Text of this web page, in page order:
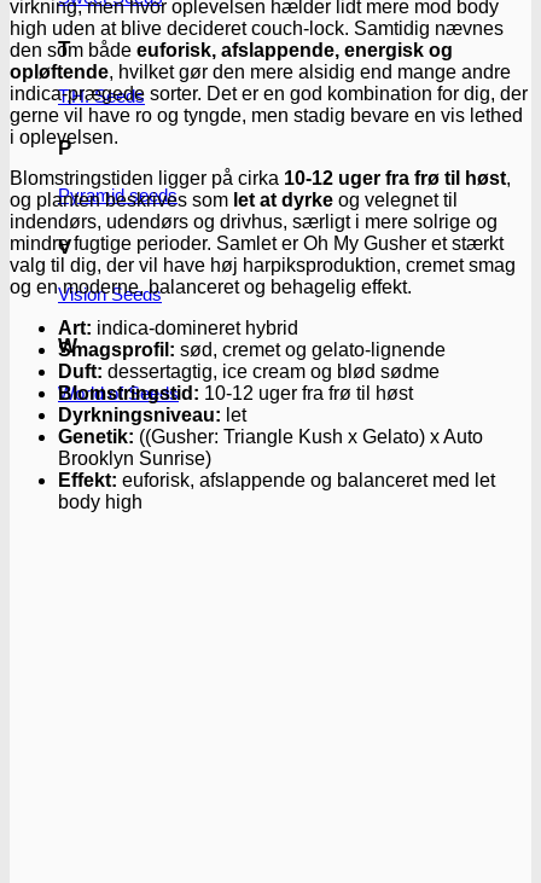
T
T.H. Seeds
P
Pyramid seeds
V
Vision Seeds
W
World of Seeds
virkning, men hvor oplevelsen hælder lidt mere mod body
high uden at blive decideret couch-lock. Samtidig nævnes
den som både euforisk, afslappende, energisk og
opløftende, hvilket gør den mere alsidig end mange andre
indica-prægede sorter. Det er en god kombination for dig, der
gerne vil have ro og tyngde, men stadig bevare en vis lethed
i oplevelsen.
Blomstringstiden ligger på cirka 10-12 uger fra frø til høst,
og planten beskrives som let at dyrke og velegnet til
indendørs, udendørs og drivhus, særligt i mere solrige og
mindre fugtige perioder. Samlet er Oh My Gusher et stærkt
valg til dig, der vil have høj harpiksproduktion, cremet smag
og en moderne, balanceret og behagelig effekt.
Art: indica-domineret hybrid
Smagsprofil: sød, cremet og gelato-lignende
Duft: dessertagtig, ice cream og blød sødme
Blomstringstid: 10-12 uger fra frø til høst
Dyrkningsniveau: let
Genetik: ((Gusher: Triangle Kush x Gelato) x Auto
Brooklyn Sunrise)
Effekt: euforisk, afslappende og balanceret med let
body high